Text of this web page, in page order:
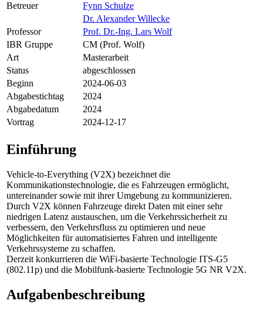
Betreuer
Fynn Schulze
Dr. Alexander Willecke
Professor
Prof. Dr.-Ing. Lars Wolf
IBR Gruppe
CM (Prof. Wolf)
Art
Masterarbeit
Status
abgeschlossen
Beginn
2024-06-03
Abgabestichtag
2024
Abgabedatum
2024
Vortrag
2024-12-17
Einführung
Vehicle-to-Everything (V2X) bezeichnet die
Kommunikationstechnologie, die es Fahrzeugen ermöglicht,
untereinander sowie mit ihrer Umgebung zu kommunizieren.
Durch V2X können Fahrzeuge direkt Daten mit einer sehr
niedrigen Latenz austauschen, um die Verkehrssicherheit zu
verbessern, den Verkehrsfluss zu optimieren und neue
Möglichkeiten für automatisiertes Fahren und intelligente
Verkehrssysteme zu schaffen.
Derzeit konkurrieren die WiFi-basierte Technologie ITS-G5
(802.11p) und die Mobilfunk-basierte Technologie 5G NR V2X.
Aufgabenbeschreibung